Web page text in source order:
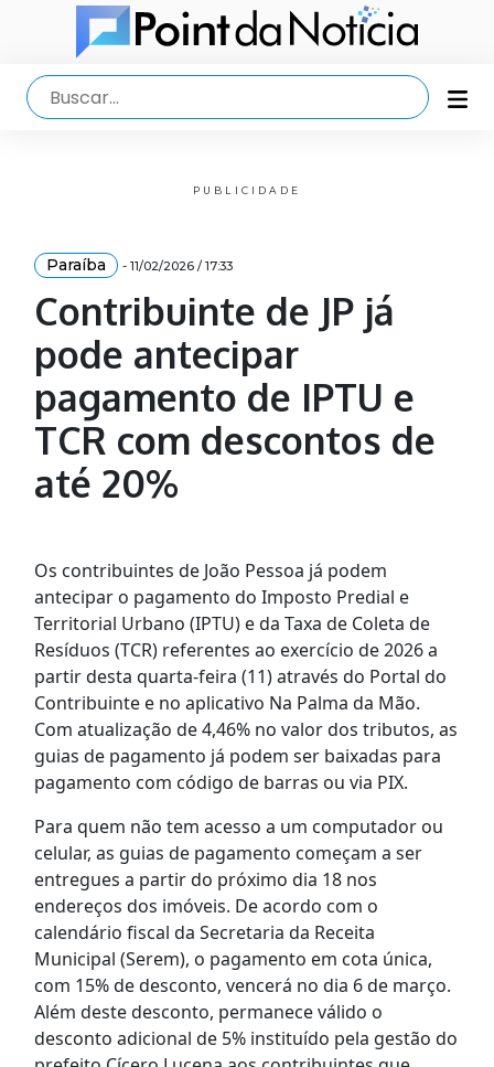
PUBLICIDADE
Paraíba - 11/02/2026 / 17:33
Contribuinte de JP já
pode antecipar
pagamento de IPTU e
TCR com descontos de
até 20%
Os contribuintes de João Pessoa já podem
antecipar o pagamento do Imposto Predial e
Territorial Urbano (IPTU) e da Taxa de Coleta de
Resíduos (TCR) referentes ao exercício de 2026 a
partir desta quarta-feira (11) através do Portal do
Contribuinte e no aplicativo Na Palma da Mão.
Com atualização de 4,46% no valor dos tributos, as
guias de pagamento já podem ser baixadas para
pagamento com código de barras ou via PIX.
Para quem não tem acesso a um computador ou
celular, as guias de pagamento começam a ser
entregues a partir do próximo dia 18 nos
endereços dos imóveis. De acordo com o
calendário fiscal da Secretaria da Receita
Municipal (Serem), o pagamento em cota única,
com 15% de desconto, vencerá no dia 6 de março.
Além deste desconto, permanece válido o
desconto adicional de 5% instituído pela gestão do